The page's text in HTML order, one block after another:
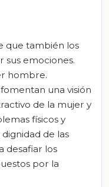
que también los
emociones.
hombre.
una visión
de la mujer y
físicos y
de las
desafiar los
por la